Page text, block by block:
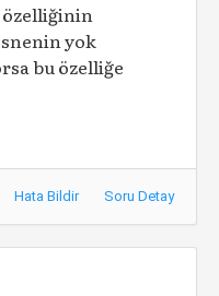
yok
bu özelliğe
Hata Bildir Soru Detay